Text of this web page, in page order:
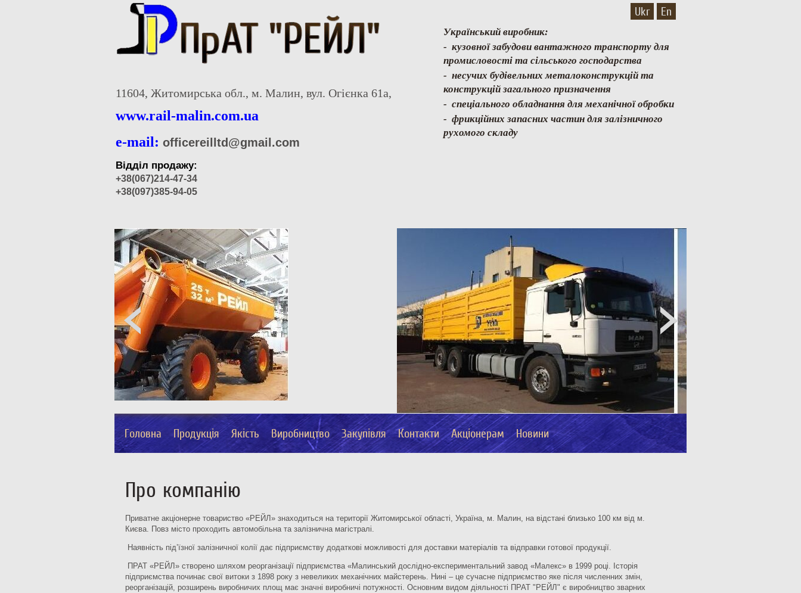
Український виробник:
- кузовної забудови вантажного транспорту для
промисловості та сільського господарства
- несучих будівельних металоконструкцій та
конструкцій загального призначення
- спеціального обладнання для механічної обробки
- фрикційних запасних частин для залізничного
рухомого складу
Ukr En
11604, Житомирська обл., м. Малин, вул. Огієнка 61а,
www.rail-malin.com.ua
e-mail: officereilltd@gmail.com
Відділ продажу:
+38(067)214-47-34
+38(097)385-94-05
Головна Продукція Якість Виробництво Закупівля Контакти Акціонерам Новини
Про компанію
Приватне акціонерне товариство «РЕЙЛ» знаходиться на території Житомирської області, Україна, м. Малин, на відстані близько 100 км від м.
Києва. Повз місто проходить автомобільна та залізнична магістралі.
Наявність під’їзної залізничної колії дає підприємству додаткові можливості для доставки матеріалів та відправки готової продукції.
ПРАТ «РЕЙЛ» створено шляхом реорганізації підприємства «Малинський дослідно-експериментальний завод «Малекс» в 1999 році. Історія
підприємства починає свої витоки з 1898 року з невеликих механічних майстерень. Нині – це сучасне підприємство яке після численних змін,
реорганізацій, розширень виробничих площ має значні виробничі потужності. Основним видом діяльності ПРАТ "РЕЙЛ" є виробництво зварних